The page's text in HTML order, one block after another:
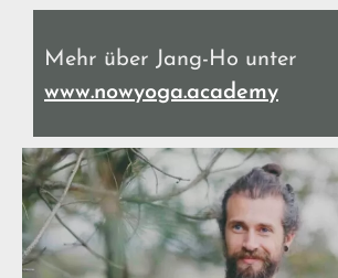
Mehr über Jang-Ho unter
www.nowyoga.academy